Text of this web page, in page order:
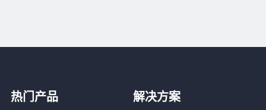
热门产品 解决方案